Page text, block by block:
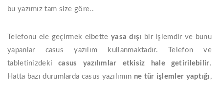
bu yazımız tam size göre..
Telefonu ele geçirmek elbette yasa dışı bir işlemdir ve bunu
yapanlar casus yazılım kullanmaktadır. Telefon ve
tabletinizdekicasus yazılımlar etkisiz hale getirilebilir.
Hatta bazı durumlarda casus yazılımın ne tür işlemler yaptığı ,